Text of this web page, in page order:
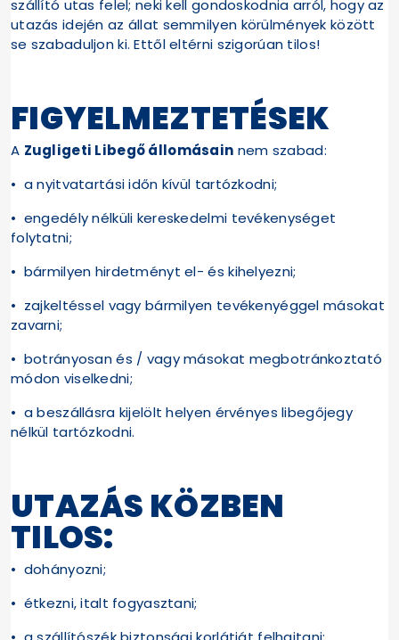
szállító utas felel; neki kell gondoskodnia arról, hogy az
utazás idején az állat semmilyen körülmények között
se szabaduljon ki. Ettől eltérni szigorúan tilos!
FIGYELMEZTETÉSEK
A Zugligeti Libegő állomásain nem szabad:
• a nyitvatartási időn kívül tartózkodni;
• engedély nélküli kereskedelmi tevékenységet
folytatni;
• bármilyen hirdetményt el- és kihelyezni;
• zajkeltéssel vagy bármilyen tevékenyéggel másokat
zavarni;
• botrányosan és / vagy másokat megbotránkoztató
módon viselkedni;
• a beszállásra kijelölt helyen érvényes libegőjegy
nélkül tartózkodni.
UTAZÁS KÖZBEN
TILOS:
• dohányozni;
• étkezni, italt fogyasztani;